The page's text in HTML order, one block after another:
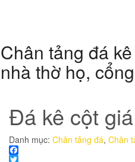
Chân tảng đá
nhà thờ họ,
Đá kê cột
Danh mục: Chân tảng đá, Chân
Facebook